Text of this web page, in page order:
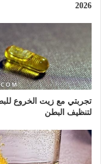
2026
تجربتي مع زيت الخروع
لتنظيف البطن